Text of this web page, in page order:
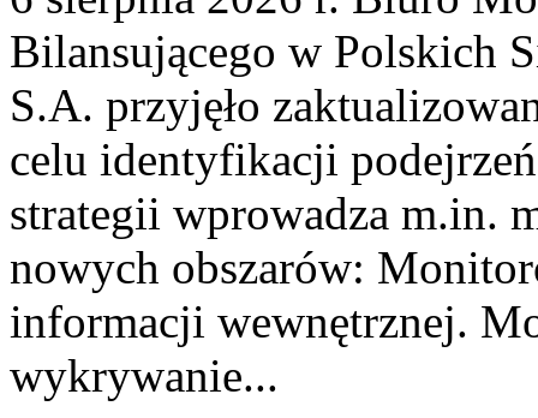
Bilansującego w Polskich
S.A. przyjęło
celu identyfikacji
strategii wprowadza m.in.
nowych obszarów:
informacji wewnętrznej.
wykrywanie...